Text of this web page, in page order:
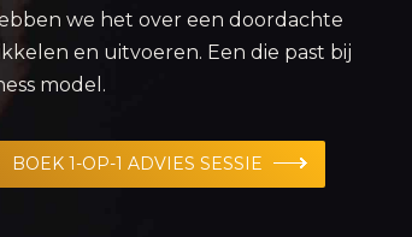
we het over een doordachte
en uitvoeren. Een die past bij
model.
BOEK 1-OP-1 ADVIES SESSIE